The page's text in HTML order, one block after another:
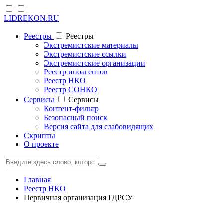
LIDREKON.RU
Реестры
Реестры
Экстремистские материалы
Экстремистские ссылки
Экстремистские организации
Реестр иноагентов
Реестр НКО
Реестр СОНКО
Cервисы
Cервисы
Контент-фильтр
Безопасный поиск
Версия сайта для слабовидящих
Скрипты
О проекте
Главная
Реестр НКО
Первичная организация ГДРСУ